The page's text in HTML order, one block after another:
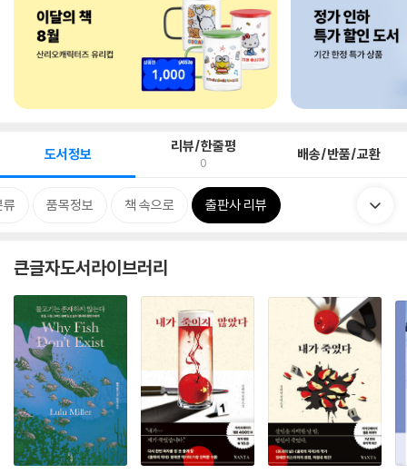
도서정보 리뷰/한줄평
0 배송/반품/교환
류 품목정보 책 속으로 출판사 리뷰
큰글자도서라이브러리